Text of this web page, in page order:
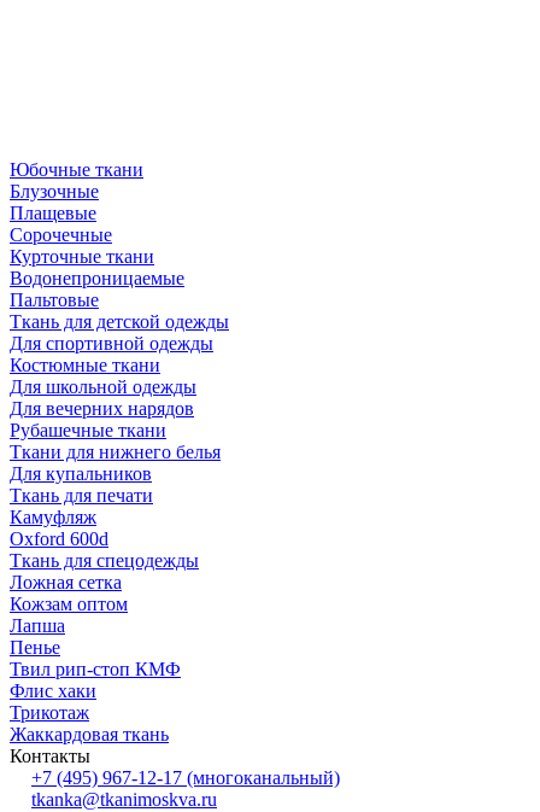
Юбочные ткани
Блузочные
Плащевые
Сорочечные
Курточные ткани
Водонепроницаемые
Пальтовые
Ткань для детской одежды
Для спортивной одежды
Костюмные ткани
Для школьной одежды
Для вечерних нарядов
Рубашечные ткани
Ткани для нижнего белья
Для купальников
Ткань для печати
Камуфляж
Oxford 600d
Ткань для спецодежды
Ложная сетка
Кожзам оптом
Лапша
Пенье
Твил рип-стоп КМФ
Флис хаки
Трикотаж
Жаккардовая ткань
Контакты
+7 (495) 967-12-17 (многоканальный)
tkanka@tkanimoskva.ru